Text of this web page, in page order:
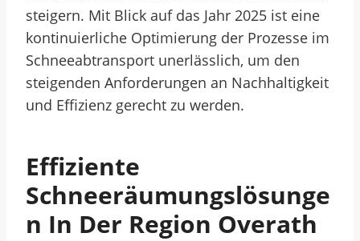
steigern. Mit Blick auf das Jahr 2025 ist eine
kontinuierliche Optimierung der Prozesse im
Schneeabtransport unerlässlich, um den
steigenden Anforderungen an Nachhaltigkeit
und Effizienz gerecht zu werden.
Effiziente
Schneeräumungslösunge
N In Der Region Overath